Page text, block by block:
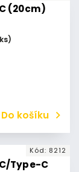
(20cm)
Do košíku
Type-C
Kód: 8212